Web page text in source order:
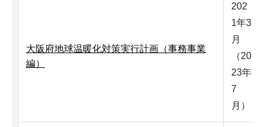
大阪府地球温暖化対策実行計画（事務事業
編）
202
1年3
月
（20
23年
7
月）